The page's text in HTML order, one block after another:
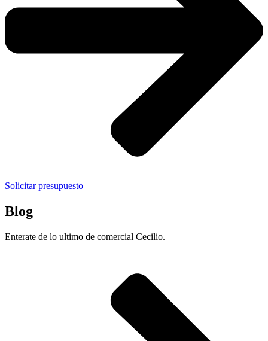
Solicitar presupuesto
Blog
Enterate de lo ultimo de comercial Cecilio.